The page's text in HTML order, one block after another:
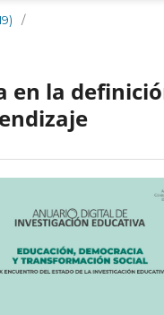
/
en la